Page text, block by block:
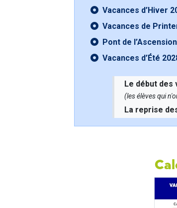
Vacances d’Hiver
Vacances de
Pont de
Vacances d’Été
Le début des
(les élèves qui
La reprise